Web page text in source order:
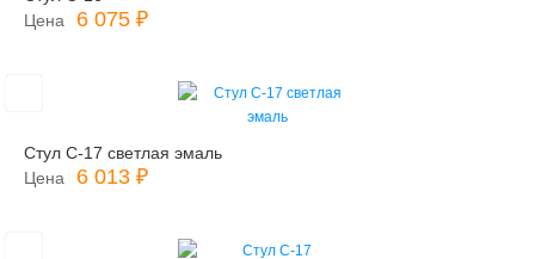
Цена
6 075 ₽
Стул С-17 светлая эмаль
Цена
6 013 ₽